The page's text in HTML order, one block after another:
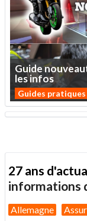
Guide
lesinfos
Guides pratiques
27 ans
informations
Allemagne